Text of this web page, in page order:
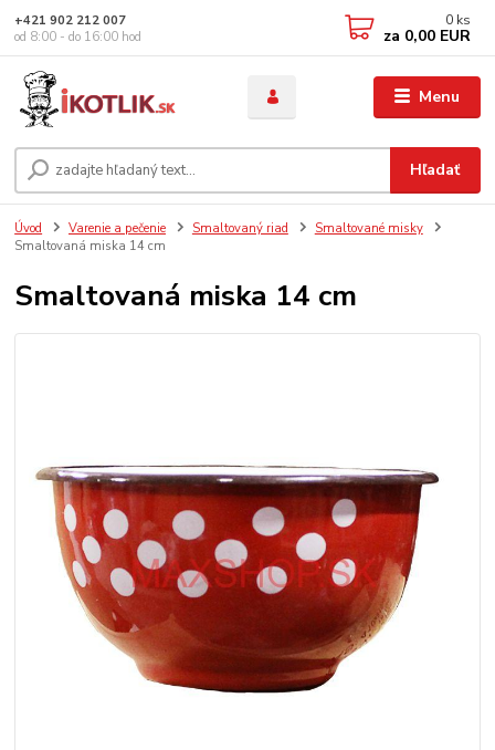
Menu
Hľadať
+421 902 212 007
od 8:00 - do 16:00 hod
0 ks
za 0,00 EUR
Úvod Varenie a pečenie Smaltovaný riad
Smaltované misky
Smaltovaná miska 14 cm
Smaltovaná miska 14 cm